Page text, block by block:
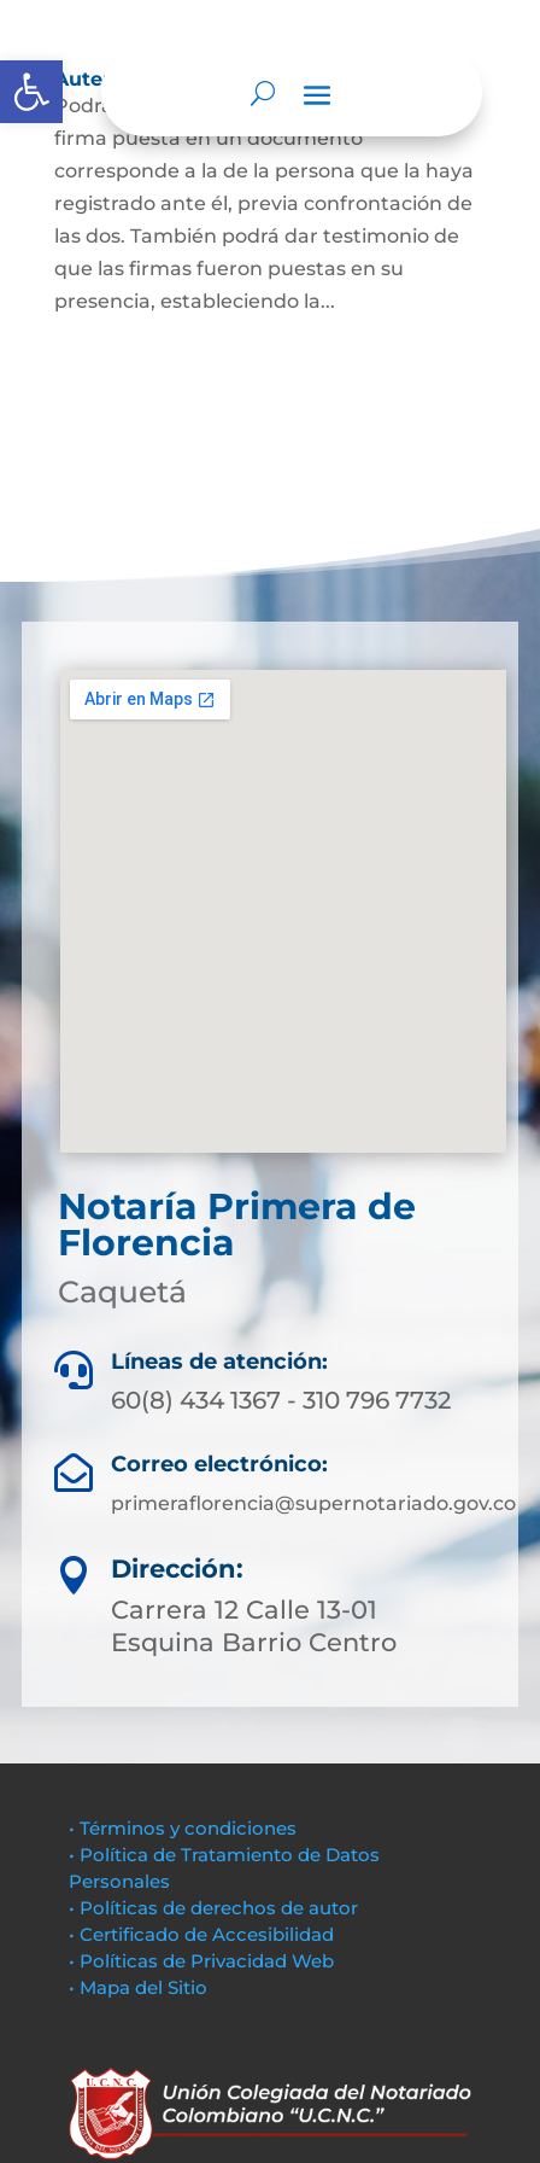
Abrir barra de herramientas
Autenticación de Firma
Podrá dar testimonio escrito de que la
firma puesta en un documento
corresponde a la de la persona que la haya
registrado ante él, previa confrontación de
las dos. También podrá dar testimonio de
que las firmas fueron puestas en su
presencia, estableciendo la...
Notaría Primera de
Florencia
Caquetá
 Líneas de atención:
60(8) 434 1367 - 310 796 7732
 Correo electrónico:
primeraflorencia@supernotariado.gov.co

Dirección:
Carrera 12 Calle 13-01
Esquina Barrio Centro
• Términos y condiciones
• Política de Tratamiento de Datos
Personales
• Políticas de derechos de autor
• Certificado de Accesibilidad
• Políticas de Privacidad Web
• Mapa del Sitio